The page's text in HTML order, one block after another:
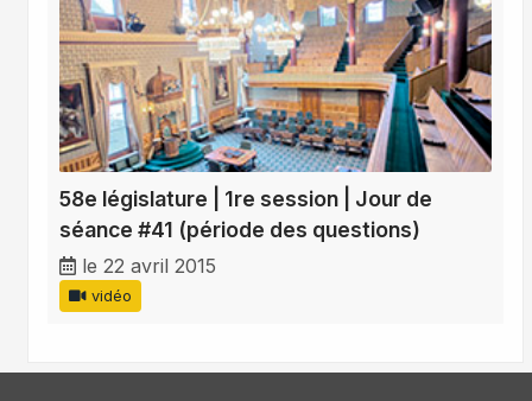
58e législature | 1re session | Jour de
séance #41 (période des questions)
le 22 avril 2015
vidéo